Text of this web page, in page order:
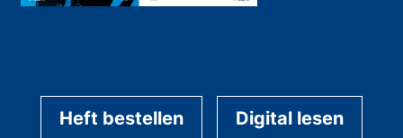
Heft bestellen Digital lesen